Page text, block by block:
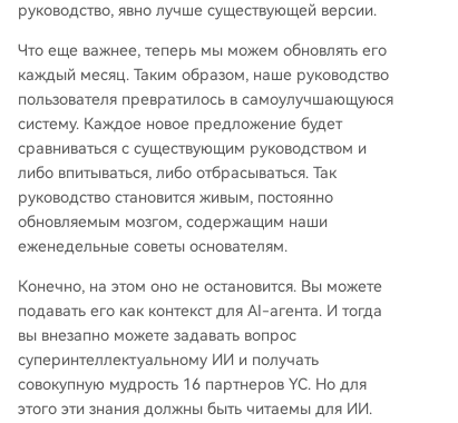
руководство, явно лучше существующей версии.
Что еще важнее, теперь мы можем обновлять его
каждый месяц. Таким образом, наше руководство
пользователя превратилось в самоулучшающуюся
систему. Каждое новое предложение будет
сравниваться с существующим руководством и
либо впитываться, либо отбрасываться. Так
руководство становится живым, постоянно
обновляемым мозгом, содержащим наши
еженедельные советы основателям.
Конечно, на этом оно не остановится. Вы можете
подавать его как контекст для AI-агента. И тогда
вы внезапно можете задавать вопрос
суперинтеллектуальному ИИ и получать
совокупную мудрость 16 партнеров YC. Но для
этого эти знания должны быть читаемы для ИИ.